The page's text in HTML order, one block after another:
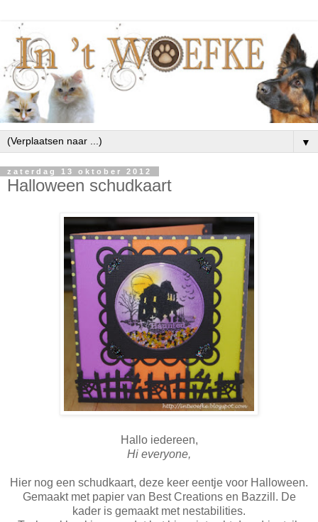
▼
zaterdag 13 oktober 2012
Halloween schudkaart
Hallo iedereen,
Hi everyone,
Hier nog een schudkaart, deze keer eentje voor Halloween.
Gemaakt met papier van Best Creations en Bazzill. De
kader is gemaakt met nestabilities.